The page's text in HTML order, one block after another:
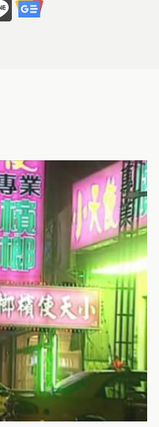
n